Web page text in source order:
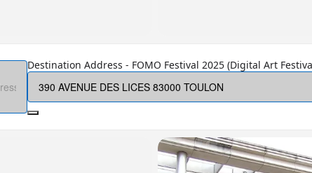
Destination Address - FOMO Festival 2025 (Digital Art